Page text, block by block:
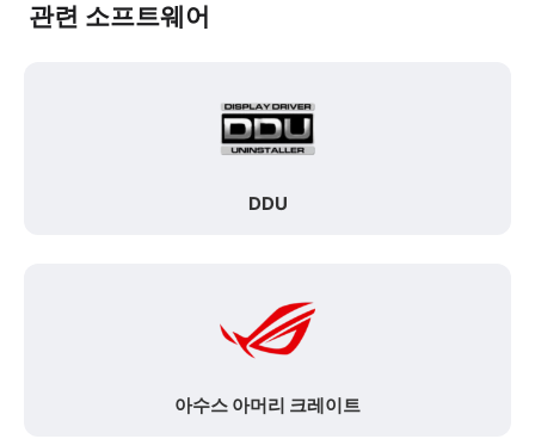
관련 소프트웨어
DDU
아수스 아머리 크레이트